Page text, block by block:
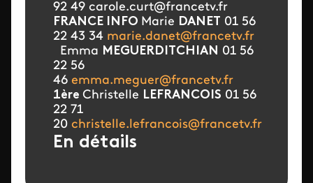
92 49 carole.curt@francetv.fr
FRANCE INFO Marie DANET 01 56
22 43 34 marie.danet@francetv.fr
Emma MEGUERDITCHIAN 01 56
22 56
46 emma.meguer@francetv.fr
1ère Christelle LEFRANCOIS 01 56
22 71
20 christelle.lefrancois@francetv.fr
En détails